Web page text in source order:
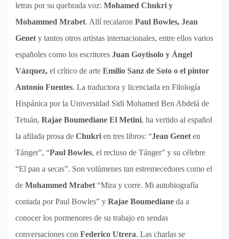
letras por su quebrada voz: Mohamed Chukri y
Mohammed Mrabet. Allí recalaron Paul Bowles, Jean
Genet y tantos otros artistas internacionales, entre ellos varios
españoles como los escritores Juan Goytisolo y Ángel
Vázquez, el crítico de arte Emilio Sanz de Soto o el pintor
Antonio Fuentes. La traductora y licenciada en Filología
Hispánica por la Universidad Sidi Mohamed Ben Abdelá de
Tetuán, Rajae Boumediane El Metini, ha vertido al español
la afilada prosa de Chukri en tres libros: “Jean Genet en
Tánger”, “Paul Bowles, el recluso de Tánger” y su célebre
“El pan a secas”. Son volúmenes tan estremecedores como el
de Mohammed Mrabet “Mira y corre. Mi autobiografía
contada por Paul Bowles” y Rajae Boumediane da a
conocer los pormenores de su trabajo en sendas
conversaciones con Federico Utrera. Las charlas se